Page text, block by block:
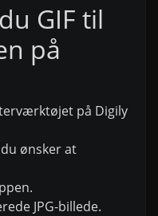
GIF til
på
på Digily
ønsker at
JPG-billede.